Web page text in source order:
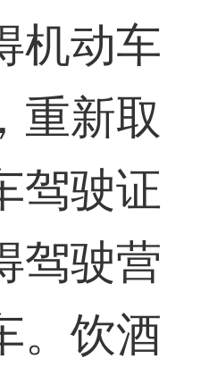
机动车
重新取
驾驶证
驾驶营
。饮酒